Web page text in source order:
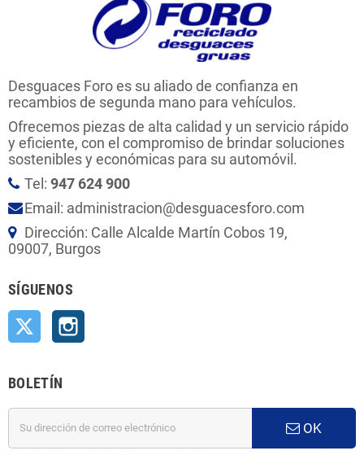
Desguaces Foro es su aliado de confianza en
recambios de segunda mano para vehículos.
Ofrecemos piezas de alta calidad y un servicio rápido
y eficiente, con el compromiso de brindar soluciones
sostenibles y económicas para su automóvil.
Tel: 947 624 900
Email: administracion@desguacesforo.com
Dirección: Calle Alcalde Martín Cobos 19,
09007, Burgos
SÍGUENOS
Twitter
BOLETÍN
OK